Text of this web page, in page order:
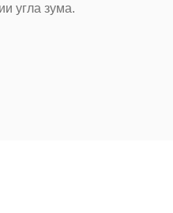
угла зума.